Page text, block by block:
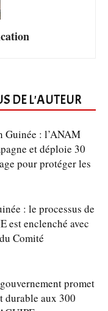
DE L'AUTEUR
Guinée : l’ANAM
et déploie 30
pour protéger les
: le processus de
est enclenché avec
Comité
promet
durable aux 300